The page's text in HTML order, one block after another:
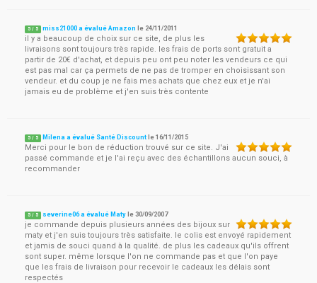
5 / 5 miss21000 a évalué Amazon le 24/11/2011
il y a beaucoup de choix sur ce site, de plus les
livraisons sont toujours très rapide. les frais de ports sont gratuit a
partir de 20€ d'achat, et depuis peu ont peu noter les vendeurs ce qui
est pas mal car ça permets de ne pas de tromper en choisissant son
vendeur. et du coup je ne fais mes achats que chez eux et je n'ai
jamais eu de problème et j'en suis très contente
5 / 5 Milena a évalué Santé Discount le16/11/2015
Merci pour le bon de réduction trouvé sur ce site. J'ai
passé commande et je l'ai reçu avec des échantillons aucun souci, à
recommander
5 / 5 severine06 a évalué Maty le30/09/2007
je commande depuis plusieurs années des bijoux sur
maty et j'en suis toujours très satisfaite. le colis est envoyé rapidement
et jamis de souci quand à la qualité. de plus les cadeaux qu'ils offrent
sont super. même lorsque l'on ne commande pas et que l'on paye
que les frais de livraison pour recevoir le cadeaux les délais sont
respectés